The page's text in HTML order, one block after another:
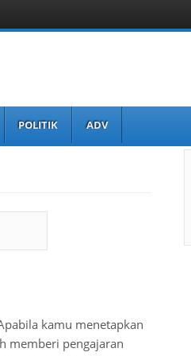
POLITIK ADV
kamu menetapkan
memberi pengajaran